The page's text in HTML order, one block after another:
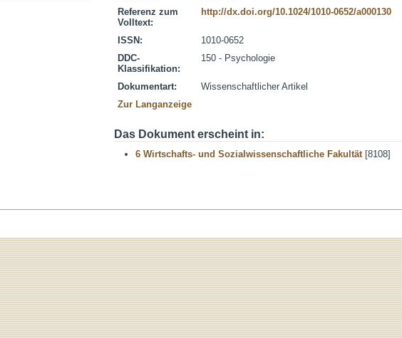
Referenz zum
Volltext:
http://dx.doi.org/10.1024/1010-0652/a000130
ISSN:
1010-0652
DDC-
Klassifikation:
150 - Psychologie
Dokumentart:
Wissenschaftlicher Artikel
Zur Langanzeige
Das Dokument erscheint in:
6 Wirtschafts- und Sozialwissenschaftliche Fakultät[8108]